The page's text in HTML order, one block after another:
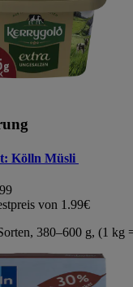
Kölln Müsli
von 1.99€
380–600 g, (1 kg